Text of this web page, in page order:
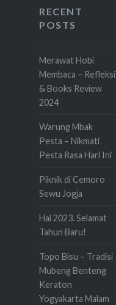
RECENT
POSTS
Merawat Hobi
Membaca – Refleksi
& Books Review
2024
Warung Mbak
Pesta – Nikmati
Pesta Rasa Hari Ini
Piknik di Cemoro
Sewu Jogja
Hai 2023. Selamat
Tahun Baru!
Topo Bisu – Tradisi
Mubeng Benteng
Keraton
Yogyakarta Malam